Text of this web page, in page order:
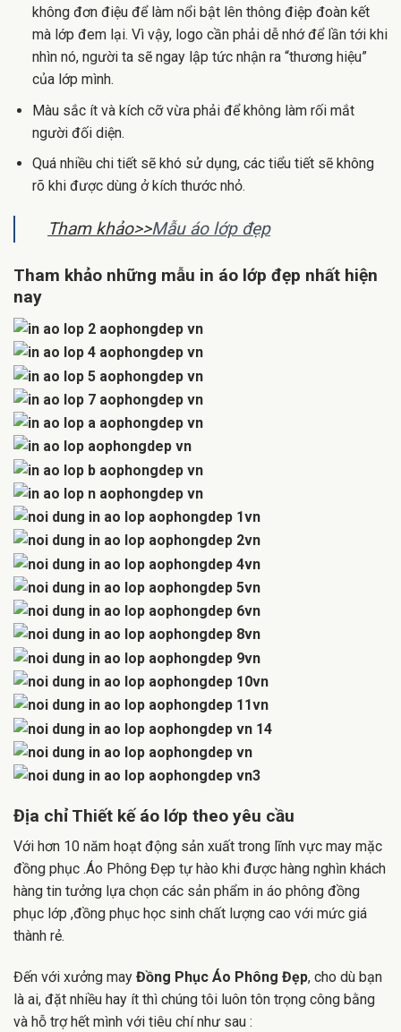
không đơn điệu để làm nổi bật lên thông điệp đoàn kết
mà lớp đem lại. Vì vậy, logo cần phải dễ nhớ để lần tới khi
nhìn nó, người ta sẽ ngay lập tức nhận ra “thương hiệu”
của lớp mình.
Màu sắc ít và kích cỡ vừa phải để không làm rối mắt
người đối diện.
Quá nhiều chi tiết sẽ khó sử dụng, các tiểu tiết sẽ không
rõ khi được dùng ở kích thước nhỏ.
Tham khảo>>Mẫu áo lớp đẹp
Tham khảo những mẫu in áo lớp đẹp nhất hiện
nay
Địa chỉ Thiết kế áo lớp theo yêu cầu
Với hơn 10 năm hoạt động sản xuất trong lĩnh vực may mặc
đồng phục .Áo Phông Đẹp tự hào khi được hàng nghìn khách
hàng tin tưởng lựa chọn các sản phẩm in áo phông đồng
phục lớp ,đồng phục học sinh chất lượng cao với mức giá
thành rẻ.
Đến với xưởng may Đồng Phục Áo Phông Đẹp, cho dù bạn
là ai, đặt nhiều hay ít thì chúng tôi luôn tôn trọng công bằng
và hỗ trợ hết mình với tiêu chí như sau :